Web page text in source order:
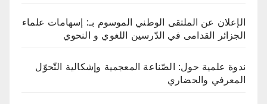
الإعلان عن الملتقى الوطني الموسوم بـ: إسهامات علماء
الجزائر القدامى في الدّرسين اللغوي و النحوي
ندوة علمية حول: الصّناعة المعجمية وإشكالية التّحوّل
المعرفي والحضاري